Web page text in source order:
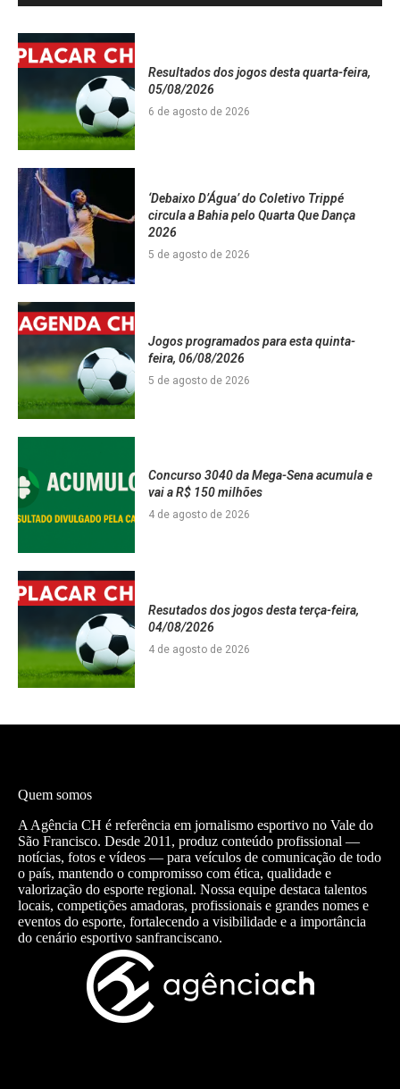
Resultados dos jogos desta quarta-feira,
05/08/2026
6 de agosto de 2026
‘Debaixo D’Água’ do Coletivo Trippé
circula a Bahia pelo Quarta Que Dança
2026
5 de agosto de 2026
Jogos programados para esta quinta-
feira, 06/08/2026
5 de agosto de 2026
Concurso 3040 da Mega-Sena acumula e
vai a R$ 150 milhões
4 de agosto de 2026
Resutados dos jogos desta terça-feira,
04/08/2026
4 de agosto de 2026
Quem somos
A Agência CH é referência em jornalismo esportivo no Vale do
São Francisco. Desde 2011, produz conteúdo profissional —
notícias, fotos e vídeos — para veículos de comunicação de todo
o país, mantendo o compromisso com ética, qualidade e
valorização do esporte regional. Nossa equipe destaca talentos
locais, competições amadoras, profissionais e grandes nomes e
eventos do esporte, fortalecendo a visibilidade e a importância
do cenário esportivo sanfranciscano.